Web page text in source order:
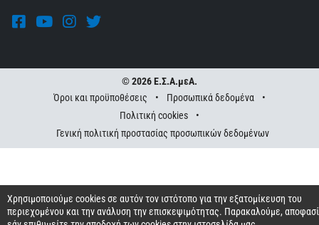
FacebookYoutubeInstagram
Twitter
© 2026 Ε.Σ.Α.μεΑ.
Όροι και προϋποθέσεις
• Προσωπικά δεδομένα
•
Πολιτική cookies
•
Γενική πολιτική προστασίας προσωπικών δεδομένων
Χρησιμοποιούμε cookies σε αυτόν τον ιστότοπο για την εξατομίκευση του
περιεχομένου και την ανάλυση την επισκεψιμότητας. Παρακαλούμε,